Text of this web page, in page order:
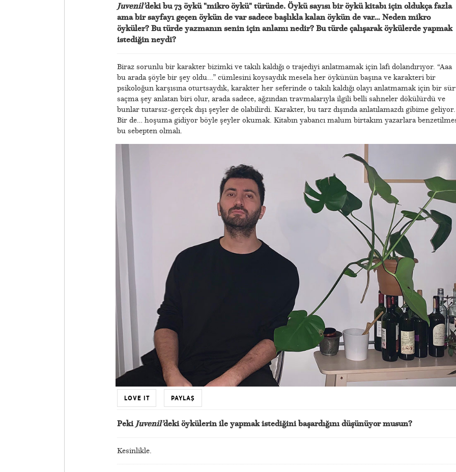
Juvenil’deki bu 73 öykü"mikro öykü" türünde. Öykü sayısı bir öykü kitabı için oldukça fazla
ama bir sayfayı geçen öykün de var sadece başlıkla kalan öykün de var… Neden mikro
öyküler? Bu türde yazmanın senin için anlamı nedir? Bu türde çalışarak öykülerde yapmak
istediğin neydi?
Biraz sorunlu bir karakter bizimki ve takılı kaldığı o trajediyi anlatmamak için lafı dolandırıyor. “Aaa
bu arada şöyle bir şey oldu...” cümlesini koysaydık mesela her öykünün başına ve karakteri bir
psikoloğun karşısına oturtsaydık, karakter her seferinde o takılı kaldığı olayı anlatmamak için bir
saçma şey anlatan biri olur, arada sadece, ağzından travmalarıyla ilgili belli sahneler dökülürdü ve
bunlar tutarsız-gerçek dışı şeyler de olabilirdi. Karakter, bu tarz dışında anlatılamazdı gibime geliyor.
Bir de… hoşuma gidiyor böyle şeyler okumak. Kitabın yabancı malum birtakım yazarlara
bu sebepten olmalı.
LOVE IT PAYLAŞ
Peki Juvenil’deki öykülerin ile yapmak istediğini başardığını düşünüyor musun?
Kesinlikle.